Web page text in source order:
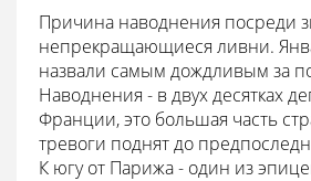
Причина наводнения посреди
непрекращающиеся ливни.
назвали самым дождливым за
Наводнения - в двух десятках
Франции, это большая часть
тревоги поднят до
К югу от Парижа - один из